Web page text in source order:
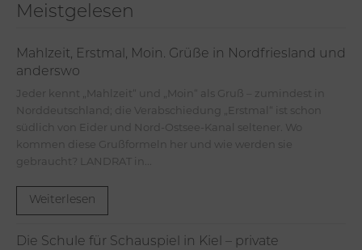
Meistgelesen
Mahlzeit, Erstmal, Moin. Grüße in Nordfriesland und
anderswo
Jeder kennt „Mahlzeit“ und „Moin“ als Gruß – zumindest in
Norddeutschland; die Verabschiedung „Erstmal“ ist schon
südlich von Eider und Nord-Ostsee-Kanal seltener. Wo
kommen diese Grußformeln her und wie werden sie
gebraucht? LANDRAT in...
Weiterlesen
Die Schule für Schauspiel in Kiel – private